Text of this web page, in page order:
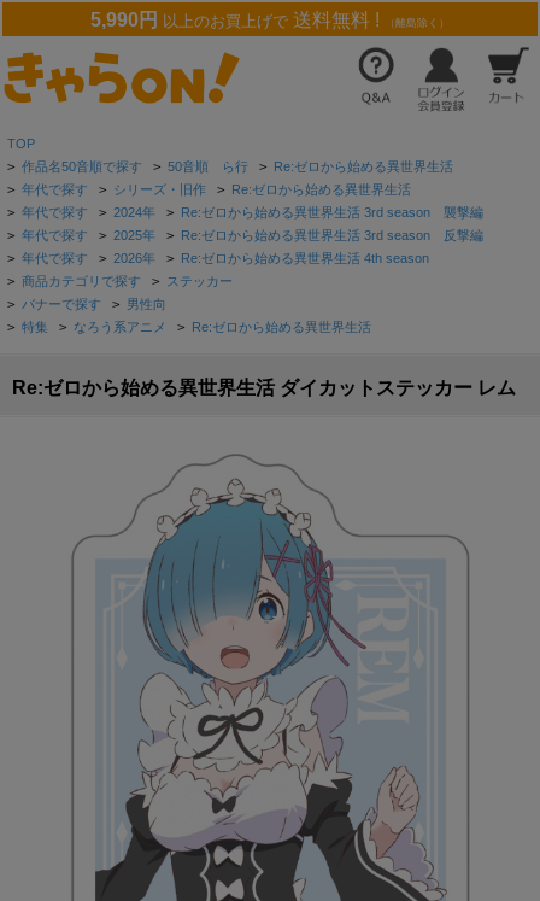
5,990円 以上のお買上げで 送料無料 ! （離島除く）
TOP
> 作品名50音順で探す > 50音順 ら行 > Re:ゼロから始める異世界生活
> 年代で探す > シリーズ・旧作 > Re:ゼロから始める異世界生活
> 年代で探す > 2024年 > Re:ゼロから始める異世界生活 3rd season 襲撃編
> 年代で探す > 2025年 > Re:ゼロから始める異世界生活 3rd season 反撃編
> 年代で探す > 2026年 > Re:ゼロから始める異世界生活 4th season
> 商品カテゴリで探す > ステッカー
> バナーで探す > 男性向
> 特集 > なろう系アニメ > Re:ゼロから始める異世界生活
Re:ゼロから始める異世界生活 ダイカットステッカー レム